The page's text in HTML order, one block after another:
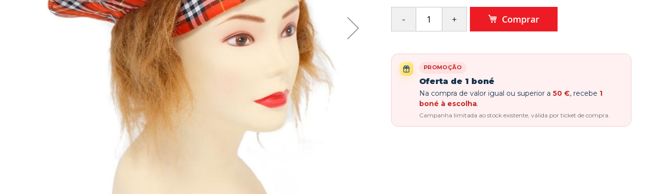
Comprar
PROMOÇÃO
Oferta de 1 boné
Na compra de valor igual ou superior a 50 €, recebe 1
boné à escolha.
Campanha limitada ao stock existente, válida por ticket de compra.